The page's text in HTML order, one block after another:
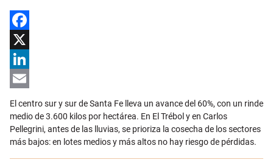
Facebook
X
LinkedIn
Email
El centro sur y sur de Santa Fe lleva un avance del 60%, con un rinde
medio de 3.600 kilos por hectárea. En El Trébol y en Carlos
Pellegrini, antes de las lluvias, se prioriza la cosecha de los sectores
más bajos: en lotes medios y más altos no hay riesgo de pérdidas.